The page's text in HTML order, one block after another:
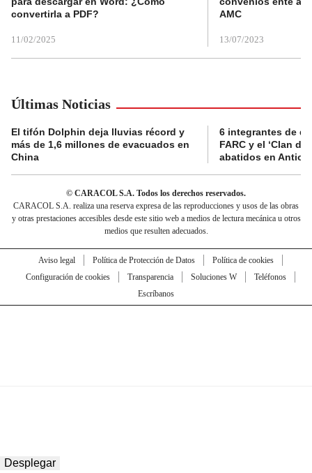
convertirla a PDF?
11/02/2025
AMC
13/07/2023
Últimas Noticias
El tifón Dolphin deja lluvias récord y
más de 1,6 millones de evacuados en
China
6 integrantes de
FARC y el ‘Clan
abatidos en
© CARACOL S.A. Todos los derechos reservados.
CARACOL S.A. realiza una reserva expresa de las reproducciones y usos de las obras
y otras prestaciones accesibles desde este sitio web a medios de lectura mecánica u otros
medios que resulten adecuados.
Aviso legal Política de Protección de Datos
Política de cookies
Configuración de cookies
Transparencia Soluciones W
Teléfonos
Escríbanos
Desplegar